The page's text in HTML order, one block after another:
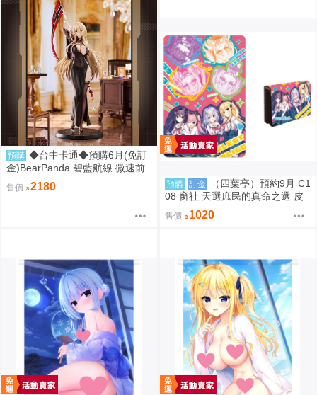
預購 ◆台中卡通◆預購6月(免訂
金)BearPanda 碧藍航線 微速前
行 奧德莉亞 俾斯麥 1/6 附特典 1
107
售價 2180 預購 訂金
（四葉亭）預約9月 C1
08 窗社 天選庶民的真命之選 皮
革製名片夾 0814
售價 1020